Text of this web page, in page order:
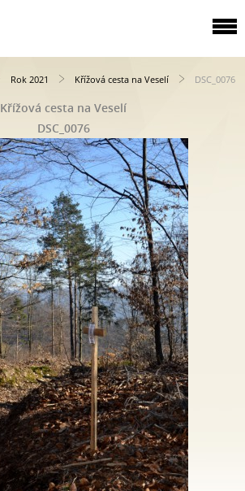
Rok 2021 Křížová cesta na Veselí DSC_0076
Křížová cesta na Veselí
DSC_0076